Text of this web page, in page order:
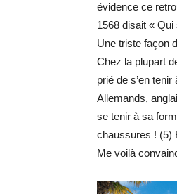
évidence ce
1568 disait «
Une triste façon
Chez la plupart
prié de s’en tenir
Allemands,
se tenir à sa
chaussures ! (5)
Me voilà